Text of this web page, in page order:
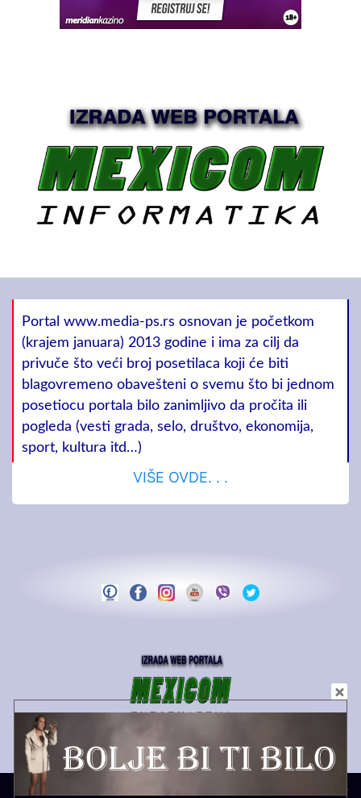
Portal www.media-ps.rs osnovan je početkom
(krajem januara) 2013 godine i ima za cilj da
privuče što veći broj posetilaca koji će biti
blagovremeno obavešteni o svemu što bi jednom
posetiocu portala bilo zanimljivo da pročita ili
pogleda (vesti grada, selo, društvo, ekonomija,
sport, kultura itd…)
VIŠE OVDE. . .
Copyright MEDIA PS | 2021